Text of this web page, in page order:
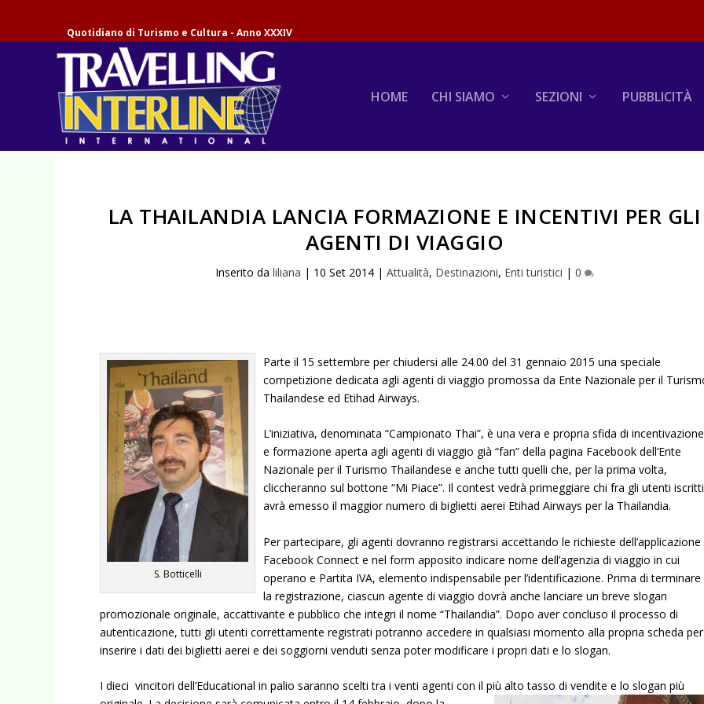
Quotidiano di Turismo e Cultura - Anno XXXIV
HOME CHI SIAMO SEZIONI PUBBLICITÀ
LA THAILANDIA LANCIA FORMAZIONE E INCENTIVI PER GLI
AGENTI DI VIAGGIO
Inserito da liliana | 10 Set 2014| Attualità, Destinazioni, Enti turistici | 0
S. Botticelli
Parte il 15 settembre per chiudersi alle 24.00 del 31 gennaio 2015 una speciale
competizione dedicata agli agenti di viaggio promossa da Ente Nazionale per il
Thailandese ed Etihad Airways.
L’iniziativa, denominata “Campionato Thai”, è una vera e propria sfida di incentivazione
e formazione aperta agli agenti di viaggio già “fan” della pagina Facebook dell’Ente
Nazionale per il Turismo Thailandese e anche tutti quelli che, per la prima volta,
cliccheranno sul bottone “Mi Piace”. Il contest vedrà primeggiare chi fra gli utenti iscritti
avrà emesso il maggior numero di biglietti aerei Etihad Airways per la Thailandia.
Per partecipare, gli agenti dovranno registrarsi accettando le richieste dell’applicazione
Facebook Connect e nel form apposito indicare nome dell’agenzia di viaggio in cui
operano e Partita IVA, elemento indispensabile per l’identificazione. Prima di terminare
la registrazione, ciascun agente di viaggio dovrà anche lanciare un breve slogan
promozionale originale, accattivante e pubblico che integri il nome “Thailandia”. Dopo aver concluso il processo di
autenticazione, tutti gli utenti correttamente registrati potranno accedere in qualsiasi momento alla propria scheda per
inserire i dati dei biglietti aerei e dei soggiorni venduti senza poter modificare i propri dati e lo slogan.
I dieci vincitori dell’Educational in palio saranno scelti tra i venti agenti con il più alto tasso di vendite e lo slogan più